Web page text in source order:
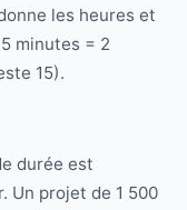
les heures et
minutes = 2
15).
durée est
Un projet de 1 500